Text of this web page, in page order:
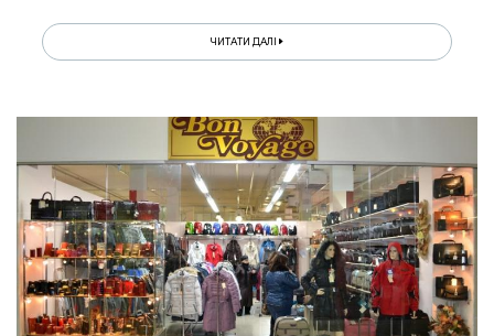
ЧИТАТИ ДАЛІ